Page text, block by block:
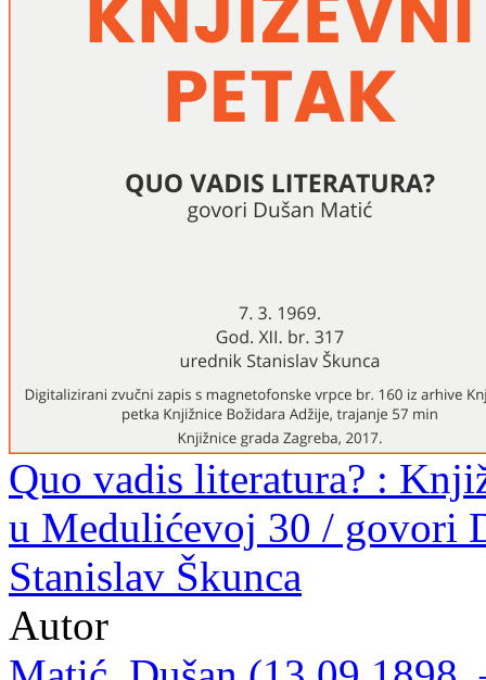
Quo vadis literatura? :
u Medulićevoj 30 / govori
Stanislav Škunca
Autor